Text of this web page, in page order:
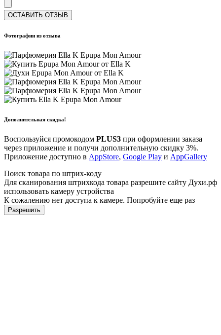
ОСТАВИТЬ ОТЗЫВ
Фотографии из отзыва
Дополнительная скидка!
Воспользуйся промокодом PLUS3 при оформлении заказа
через приложение и получи дополнительную скидку 3%.
Приложение доступно в AppStore, Google Play и AppGallery
Поиск товара по штрих-коду
Для сканирования штрихкода товара разрешите сайту Духи.рф
использовать камеру устройства
К сожалению нет доступа к камере. Попробуйте еще раз
Разрешить